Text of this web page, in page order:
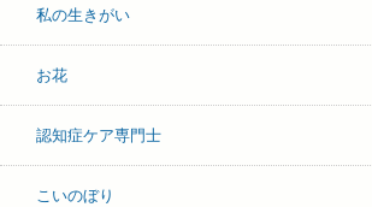
私の生きがい
お花
認知症ケア専門士
こいのぼり